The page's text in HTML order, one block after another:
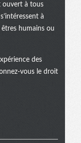
ouvert à tous
à
êtres humains ou
des
vous le droit